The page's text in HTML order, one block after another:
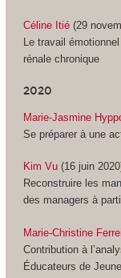
Céline Itié(29
Le travail
rénale chronique
2020
Marie-Jasmine
Se préparer à une
Kim Vu(16 juin
Reconstruire les
des managers à
Marie-Christine
Contribution à
Éducateurs de